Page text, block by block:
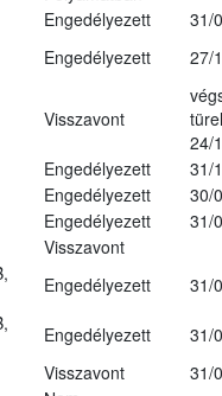
Engedélyezett
31/
Engedélyezett 27/
Visszavont
24/
Engedélyezett
31/
Engedélyezett
30/
Engedélyezett
31/
Visszavont
Engedélyezett
31/
Engedélyezett
31/
Visszavont
31/